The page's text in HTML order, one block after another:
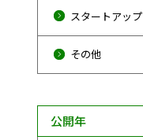
スタートアップ
その他
公開年